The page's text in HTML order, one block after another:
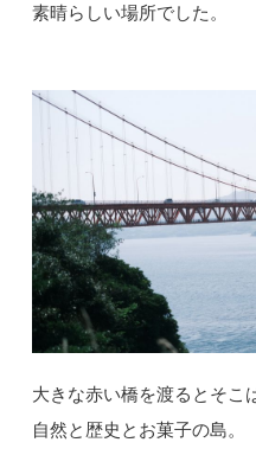
素晴らしい場所でした。
大きな赤い橋を渡るとそこ
自然と歴史とお菓子の島。